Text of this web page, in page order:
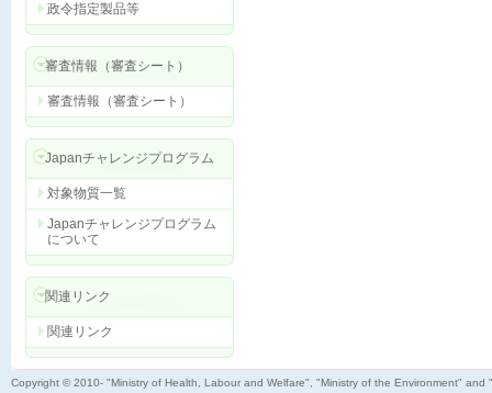
政令指定製品等
審査情報（審査シート）
審査情報（審査シート）
Japanチャレンジプログラム
対象物質一覧
Japanチャレンジプログラム
について
関連リンク
関連リンク
Copyright © 2010- "Ministry of Health, Labour and Welfare", "Ministry of the Environment"